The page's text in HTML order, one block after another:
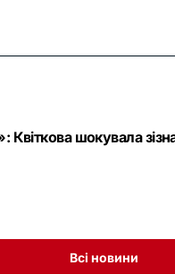
шокувала
Всі новини